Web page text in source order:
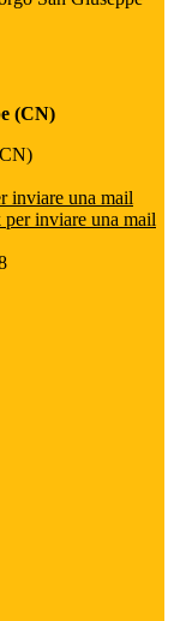
(CN)
inviare una mail
inviare una mail